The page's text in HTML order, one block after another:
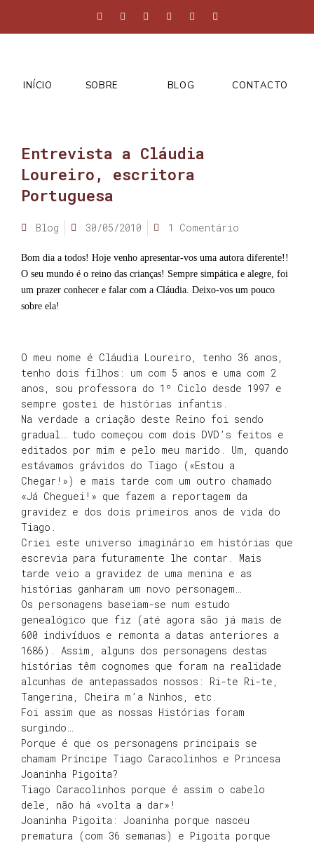
INÍCIO SOBRE BLOG CONTACTO
Entrevista a Cláudia
Loureiro, escritora
Portuguesa
Blog 30/05/2010 1 Comentário
Bom dia a todos! Hoje venho apresentar-vos uma autora diferente!!
O seu mundo é o reino das crianças! Sempre simpática e alegre, foi
um prazer conhecer e falar com a Cláudia. Deixo-vos um pouco
sobre ela!
O meu nome é Cláudia Loureiro, tenho 36 anos,
tenho dois filhos: um com 5 anos e uma com 2
anos, sou professora do 1º Ciclo desde 1997 e
sempre gostei de histórias infantis.
Na verdade a criação deste Reino foi sendo
gradual… tudo começou com dois DVD’s feitos e
editados por mim e pelo meu marido. Um, quando
estávamos grávidos do Tiago («Estou a
Chegar!») e mais tarde com um outro chamado
«Já Cheguei!» que fazem a reportagem da
gravidez e dos dois primeiros anos de vida do
Tiago.
Criei este universo imaginário em histórias que
escrevia para futuramente lhe contar. Mais
tarde veio a gravidez de uma menina e as
histórias ganharam um novo personagem…
Os personagens baseiam-se num estudo
genealógico que fiz (até agora são já mais de
600 indivíduos e remonta a datas anteriores a
1686). Assim, alguns dos personagens destas
histórias têm cognomes que foram na realidade
alcunhas de antepassados nossos: Ri-te Ri-te,
Tangerina, Cheira m’a Ninhos, etc.
Foi assim que as nossas Histórias foram
surgindo…
Porque é que os personagens principais se
chamam Príncipe Tiago Caracolinhos e Princesa
Joaninha Pigoita?
Tiago Caracolinhos porque é assim o cabelo
dele, não há «volta a dar»!
Joaninha Pigoita: Joaninha porque nasceu
prematura (com 36 semanas) e Pigoita porque